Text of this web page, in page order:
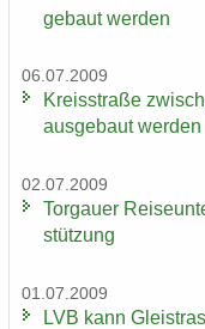
ge­baut wer­den
06.07.2009
Kreis­stra­ße
aus­ge­baut wer­den
02.07.2009
Tor­gau­er
stüt­zung
01.07.2009
LVB kann